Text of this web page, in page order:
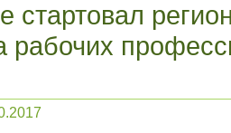
стартовал
рабочих